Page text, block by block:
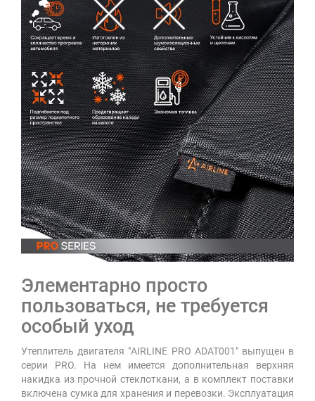
Элементарно просто
пользоваться, не требуется
особый уход
Утеплитель двигателя "AIRLINE PRO ADAT001" выпущен в
серии PRO. На нем имеется дополнительная верхняя
накидка из прочной стеклоткани, а в комплект поставки
включена сумка для хранения и перевозки. Эксплуатация